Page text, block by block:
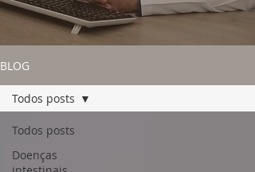
BLOG
Todos posts
Doenças
Todos posts